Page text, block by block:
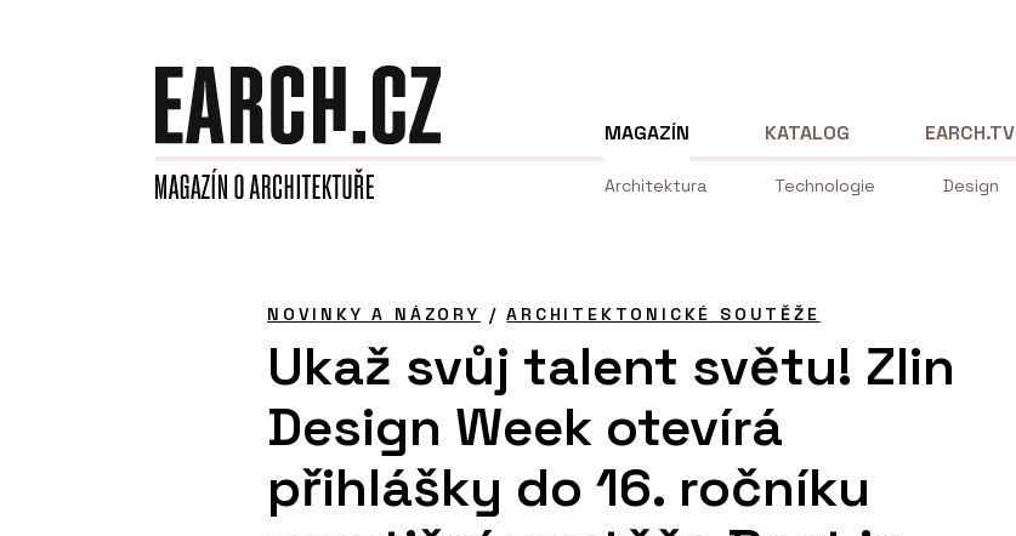
MAGAZÍN
Architektura Technologie Design
KATALOG EARCH.TV
NOVINKY A NÁZORY /ARCHITEKTONICKÉ SOUTĚŽE
Ukaž svůj talent světu! Zlin
Design Week otevírá
přihlášky do 16. ročníku